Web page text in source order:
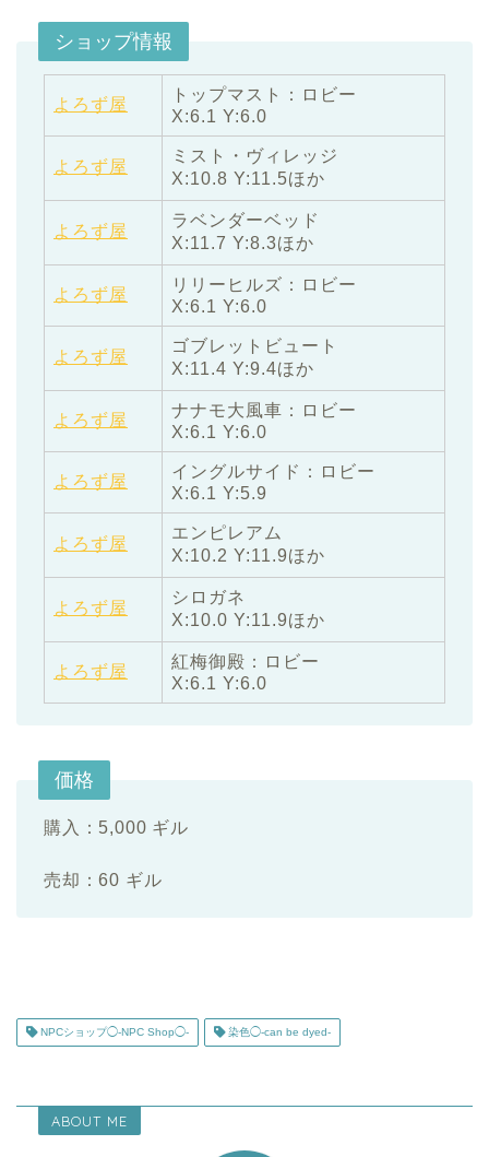
ショップ情報
よろず屋
トップマスト：ロビー
X:6.1 Y:6.0
よろず屋
ミスト・ヴィレッジ
X:10.8 Y:11.5ほか
よろず屋
ラベンダーベッド
X:11.7 Y:8.3ほか
よろず屋
リリーヒルズ：ロビー
X:6.1 Y:6.0
よろず屋
ゴブレットビュート
X:11.4 Y:9.4ほか
よろず屋
ナナモ大風車：ロビー
X:6.1 Y:6.0
よろず屋
イングルサイド：ロビー
X:6.1 Y:5.9
よろず屋
エンピレアム
X:10.2 Y:11.9ほか
よろず屋
シロガネ
X:10.0 Y:11.9ほか
よろず屋
紅梅御殿：ロビー
X:6.1 Y:6.0
価格
購入：5,000 ギル
売却：60 ギル
NPCショップ◯-NPC Shop◯- 染色◯-can be dyed-
ABOUT ME